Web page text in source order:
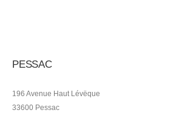
PESSAC
196 Avenue Haut Lévëque
33600 Pessac